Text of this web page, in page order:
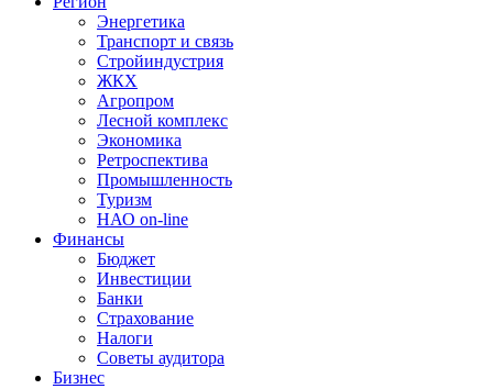
Энергетика
Транспорт и связь
Стройиндустрия
ЖКХ
Агропром
Лесной комплекс
Экономика
Ретроспектива
Промышленность
Туризм
НАО on-line
Финансы
Бюджет
Инвестиции
Банки
Страхование
Налоги
Советы аудитора
Бизнес